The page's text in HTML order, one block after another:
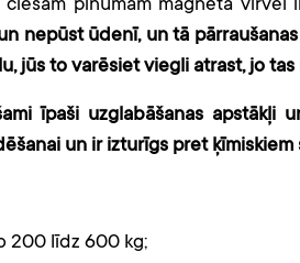
pinumam magnēta virvei
nepūst ūdenī, un tā
jūs to varēsiet viegli atrast, jo
īpaši uzglabāšanas apstākļi
un ir izturīgs pret ķīmiskiem
200 līdz 600 kg;